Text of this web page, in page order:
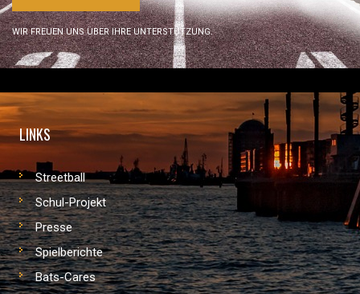
WIR FREUEN UNS ÜBER IHRE UNTERSTÜTZUNG.
LINKS
Streetball
Schul-Projekt
Presse
Spielberichte
Bats-Cares